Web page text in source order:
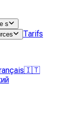
s
Tarifs
🇮🇹